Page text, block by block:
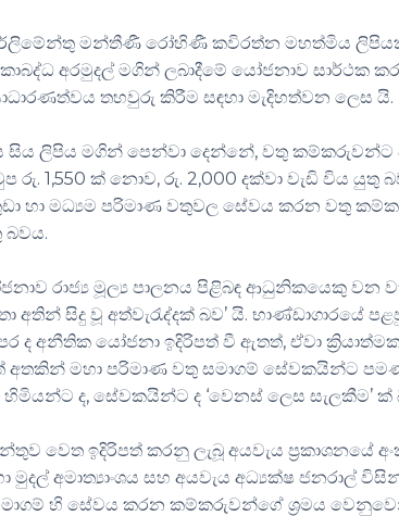
මන්තීණී රෝහිණී කවිරත්න මහත්මිය
අරමුදල් මගින් ලබාදීමේ යෝජනාව සාර්ථක
තහවුරු කිරීම සඳහා මැදිහත්වන ලෙස යි.
ලිපිය මගින් පෙන්වා දෙන්නේ, වතු කම්කරුවන්ට
රු. 1,550 ක් නොව, රු. 2,000 දක්වා වැඩි විය යුතු
හා මධ්‍යම පරිමාණ වතුවල සේවය කරන වතු
බවය.
රාජ්‍ය මූල්‍ය පාලනය පිළිබඳ ආධුනිකයෙකු වන
අතින් සිදු වූ අත්වැරැද්දක් බව’ යි. භාණ්ඩාගාරයේ
ද අනීතික යෝජනා ඉදිරිපත් වී ඇතත්, ඒවා
අතකින් මහා පරිමාණ වතු සමාගම් සේවකයින්ට
ද, සේවකයින්ට ද ‘වෙනස් ලෙස සැලකීම’ ක්
වෙත ඉදිරිපත් කරනු ලැබූ අයවැය
මුදල් අමාත්‍යාංශය සහ අයවැය අධ්‍යක්ෂ ජනරාල්
හි සේවය කරන කම්කරුවන්ගේ ශ්‍රමය